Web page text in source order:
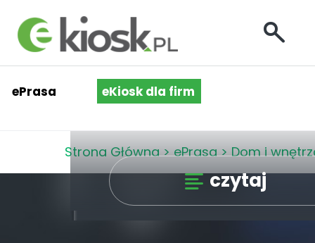
ePrasa eKiosk dla firm
Strona Główna > ePrasa > Dom i
czytaj